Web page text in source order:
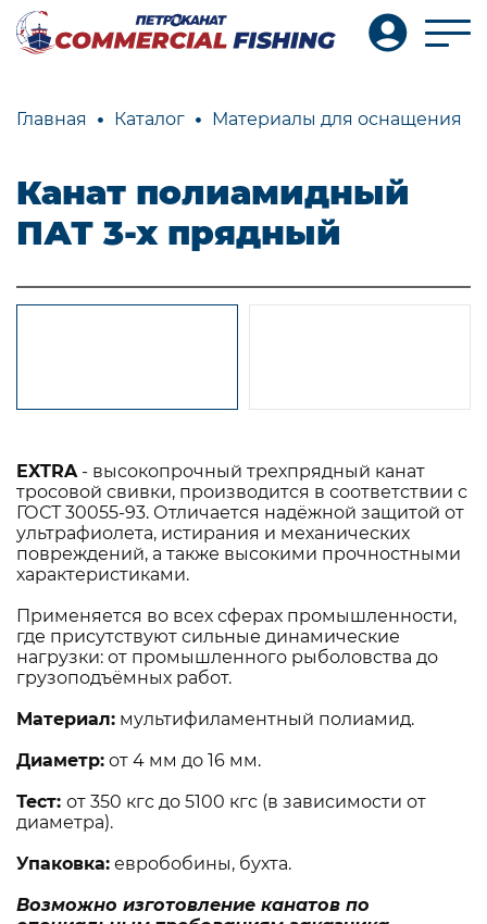
Главная Каталог Материалы для оснащения
Канат полиамидный
ПАТ 3-х прядный
EXTRA- высокопрочный трехпрядный канат
тросовой свивки, производится в соответствии с
ГОСТ 30055-93. Отличается надёжной защитой от
ультрафиолета, истирания и механических
повреждений, а также высокими прочностными
характеристиками.
Применяется во всех сферах промышленности,
где присутствуют сильные динамические
нагрузки: от промышленного рыболовства до
грузоподъёмных работ.
Материал: мультифиламентный полиамид.
Диаметр: от 4 мм до 16 мм.
Тест: от 350 кгс до 5100 кгс (в зависимости от
диаметра).
Упаковка: евробобины, бухта.
Возможно изготовление канатов по